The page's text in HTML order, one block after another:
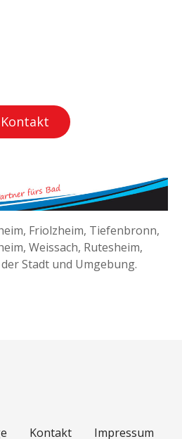
Kontakt
Friolzheim, Tiefenbronn,
Weissach, Rutesheim,
Stadt und Umgebung.
Kontakt Impressum